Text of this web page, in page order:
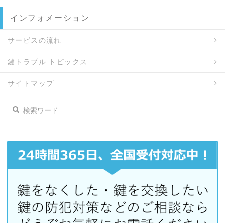
インフォメーション
サービスの流れ
鍵トラブル トピックス
サイトマップ